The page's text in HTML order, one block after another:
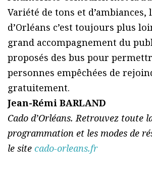
Variété de tons et d’ambiances,
d’Orléans c’est toujours plus
grand accompagnement du
proposés des bus pour
personnes empêchées de
gratuitement.
Jean-Rémi BARLAND
Cado d’Orléans. Retrouvez toute
programmation et les modes de
le site cado-orleans.fr